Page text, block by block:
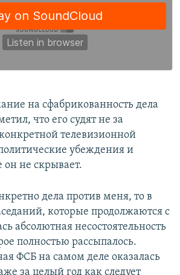
на сфабрикованность дела
что его судят не за
телевизионной
убеждения и
он не скрывает.
дела против меня, то в
которые продолжаются с
абсолютная несостоятельность
полностью рассыпалось.
ФСБ на самом деле оказалась
за целый год как следует